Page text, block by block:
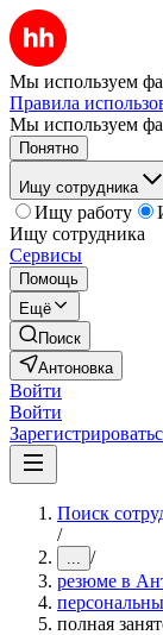
Мы используем
Правила
Мы используем
Понятно
Ищу сотрудника
Ищу работу
Ищу сотрудника
Сервисы
Помощь
Ещё
Поиск
Антоновка
Войти
Войти
Поиск
/
... /
резюме в
полная